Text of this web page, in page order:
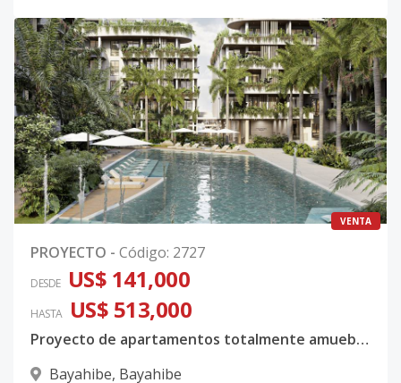
VENTA
PROYECTO - Código: 2727
DESDE US$ 141,000
HASTA US$ 513,000
Proyecto de apartamentos totalmente amueblados y equipados en Bayahíbe
Bayahibe, Bayahibe